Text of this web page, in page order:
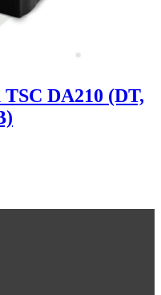
DA210 (DT,